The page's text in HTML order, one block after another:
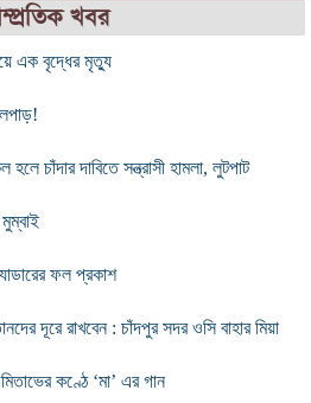
খবর
এক বৃদ্ধের মৃত্যু
চাঁদার দাবিতে সন্ত্রাসী হামলা, লুটপাট
ফল প্রকাশ
দূরে রাখবেন : চাঁদপুর সদর ওসি বাহার মিয়া
কণ্ঠে ‘মা’ এর গান